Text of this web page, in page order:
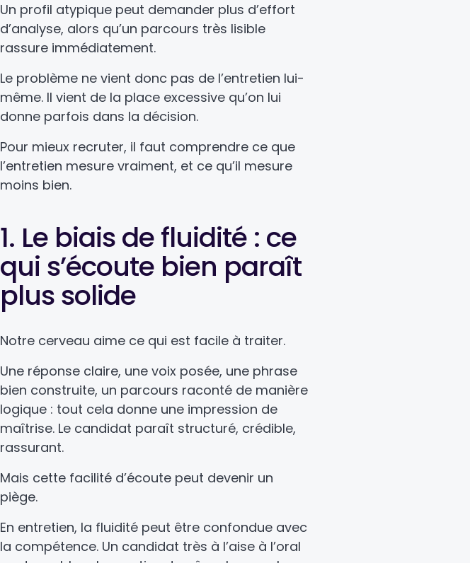
Un profil atypique peut demander plus d’effort
d’analyse, alors qu’un parcours très lisible
rassure immédiatement.
Le problème ne vient donc pas de l’entretien lui-
même. Il vient de la place excessive qu’on lui
donne parfois dans la décision.
Pour mieux recruter, il faut comprendre ce que
l’entretien mesure vraiment, et ce qu’il mesure
moins bien.
1. Le biais de fluidité : ce
qui s’écoute bien paraît
plus solide
Notre cerveau aime ce qui est facile à traiter.
Une réponse claire, une voix posée, une phrase
bien construite, un parcours raconté de manière
logique : tout cela donne une impression de
maîtrise. Le candidat paraît structuré, crédible,
rassurant.
Mais cette facilité d’écoute peut devenir un
piège.
En entretien, la fluidité peut être confondue avec
la compétence. Un candidat très à l’aise à l’oral